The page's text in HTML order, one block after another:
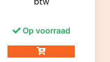
Op voorraad